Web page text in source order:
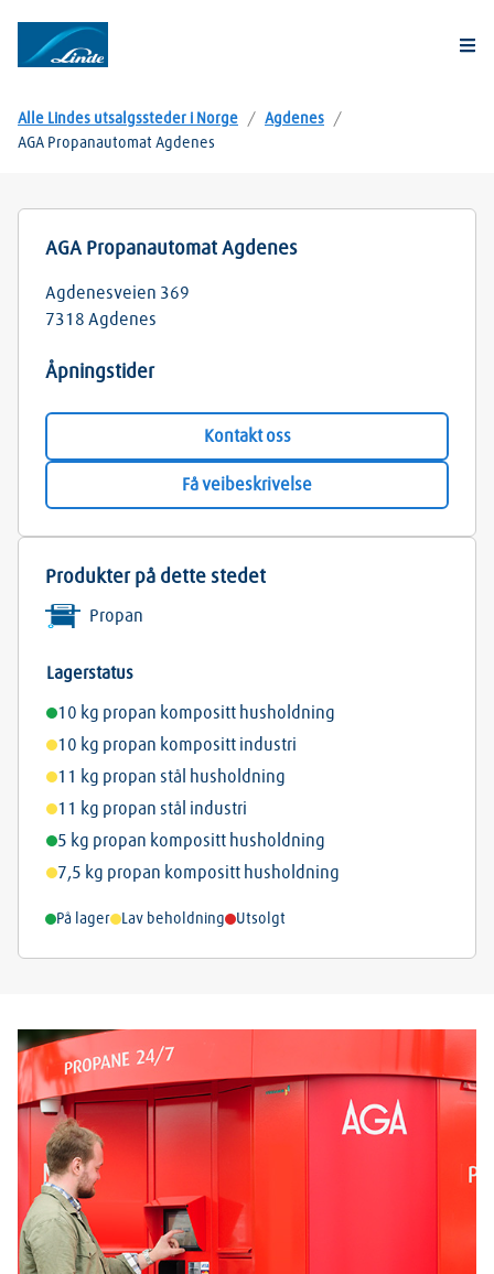
Alle Lindes utsalgssteder i Norge / Agdenes
/
AGA Propanautomat Agdenes
AGA Propanautomat Agdenes
Agdenesveien 369
7318 Agdenes
Åpningstider
Kontakt oss
Få veibeskrivelse
Produkter på dette stedet
Propan
Lagerstatus
10 kg propan kompositt husholdning
10 kg propan kompositt industri
11 kg propan stål husholdning
11 kg propan stål industri
5 kg propan kompositt husholdning
7,5 kg propan kompositt husholdning
På lager Lav beholdning Utsolgt